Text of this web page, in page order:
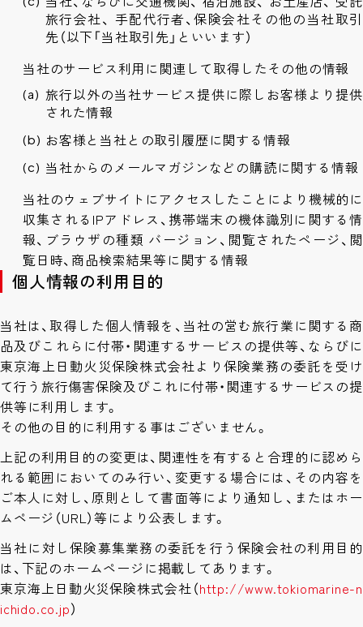
旅行会社、 手配代行者、保険会社その他の当社取引
先（以下「当社取引先」といいます）
当社のサービス利用に関連して取得したその他の情報
旅行以外の当社サービス提供に際しお客様より提供
された情報
お客様と当社との取引履歴に関する情報
当社からのメールマガジンなどの購読に関する情報
当社のウェブサイトにアクセスしたことにより機械的に
収集されるIPアドレス、携帯端末の機体識別に関する情
報、ブラウザの種類 バージョン、閲覧されたページ、閲
覧日時、商品検索結果等に関する情報
個人情報の利用目的
当社は、取得した個人情報を、当社の営む旅行業に関する商
品及びこれらに付帯・関連するサービスの提供等、ならびに
東京海上日動火災保険株式会社より保険業務の委託を受け
て行う旅行傷害保険及びこれに付帯・関連するサービスの提
供等に利用します。
その他の目的に利用する事はございません。
上記の利用目的の変更は、関連性を有すると合理的に認めら
れる範囲においてのみ行い、変更する場合には、その内容を
ご本人に対し、原則として書面等により通知し、またはホー
ムページ（URL）等により公表します。
当社に対し保険募集業務の委託を行う保険会社の利用目的
は、下記のホームページに掲載してあります。
東京海上日動火災保険株式会社（http://www.tokiomarine-n
ichido.co.jp）